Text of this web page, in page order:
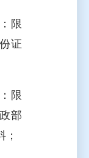
限
证
限
部